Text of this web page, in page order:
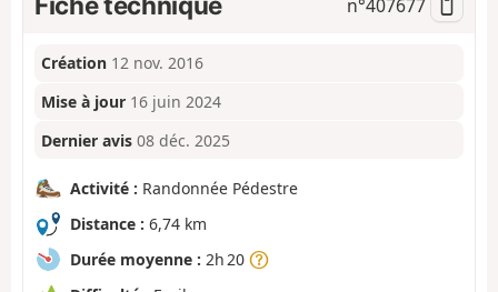
Création 12 nov. 2016
Mise à jour 16 juin 2024
Dernier avis 08 déc. 2025
Activité : Randonnée Pédestre
Distance : 6,74 km
Durée moyenne : 2h 20